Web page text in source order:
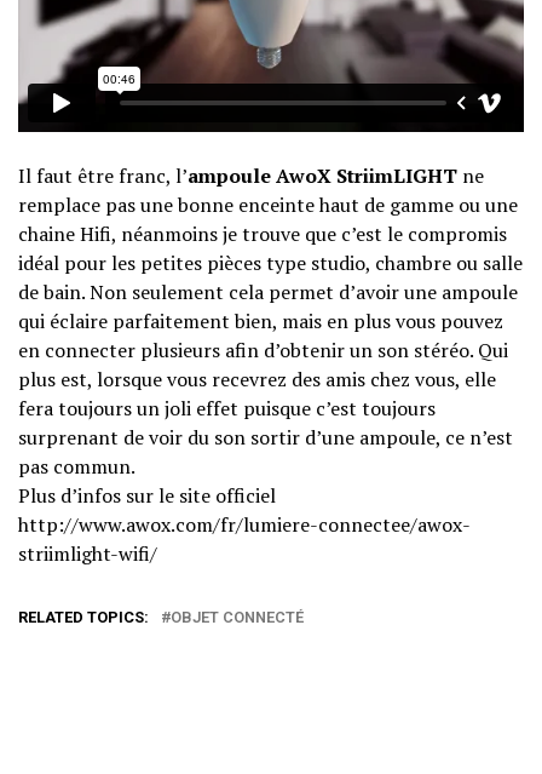
Il faut être franc, l’ampoule AwoX StriimLIGHT ne
remplace pas une bonne enceinte haut de gamme ou une
chaine Hifi, néanmoins je trouve que c’est le compromis
idéal pour les petites pièces type studio, chambre ou salle
de bain. Non seulement cela permet d’avoir une ampoule
qui éclaire parfaitement bien, mais en plus vous pouvez
en connecter plusieurs afin d’obtenir un son stéréo. Qui
plus est, lorsque vous recevrez des amis chez vous, elle
fera toujours un joli effet puisque c’est toujours
surprenant de voir du son sortir d’une ampoule, ce n’est
pas commun.
Plus d’infos sur le site officiel
http://www.awox.com/fr/lumiere-connectee/awox-
striimlight-wifi/
RELATED TOPICS: OBJET CONNECTÉ